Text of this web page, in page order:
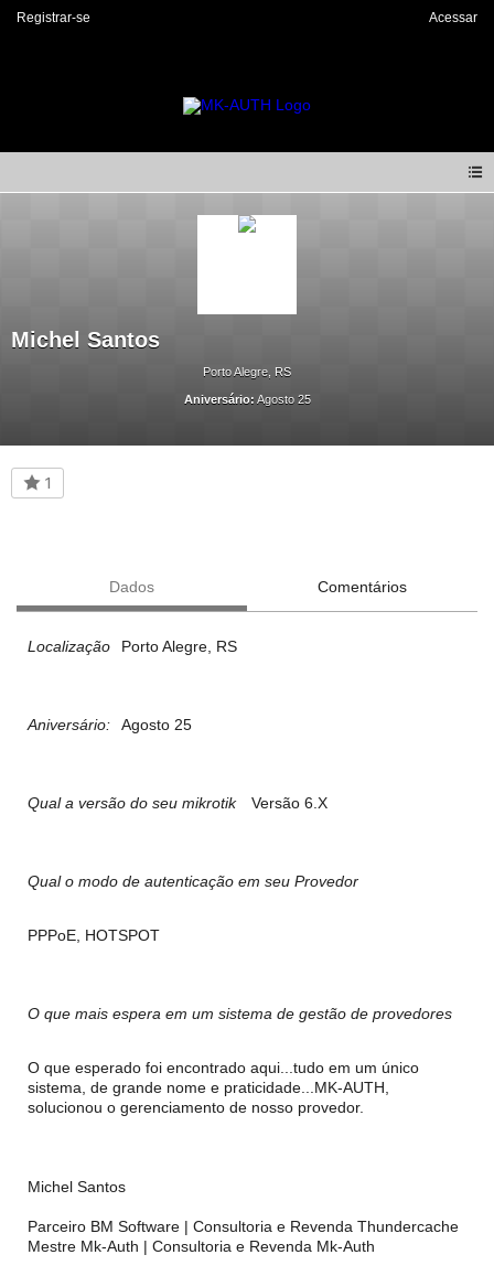
Registrar-se Acessar
Michel Santos
Porto Alegre, RS
Aniversário: Agosto 25
1
Dados Comentários
Localização Porto Alegre, RS
Aniversário: Agosto 25
Qual a versão do seu mikrotik Versão 6.X
Qual o modo de autenticação em seu Provedor
PPPoE, HOTSPOT
O que mais espera em um sistema de gestão de provedores
O que esperado foi encontrado aqui...tudo em um único
sistema, de grande nome e praticidade...MK-AUTH,
solucionou o gerenciamento de nosso provedor.
Michel Santos
Parceiro BM Software | Consultoria e Revenda Thundercache
Mestre Mk-Auth | Consultoria e Revenda Mk-Auth